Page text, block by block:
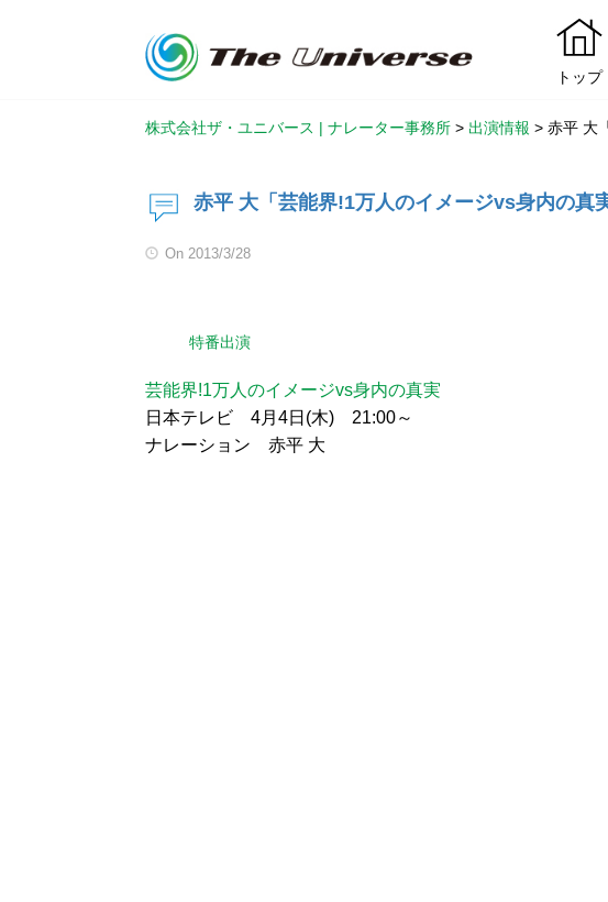
トップ
株式会社ザ・ユニバース | ナレーター事務所 > 出演情報 > 赤平 大
赤平 大「芸能界!1万人のイメージvs身内の真実
On 2013/3/28
特番出演
芸能界!1万人のイメージvs身内の真実
日本テレビ 4月4日(木) 21:00～
ナレーション 赤平 大